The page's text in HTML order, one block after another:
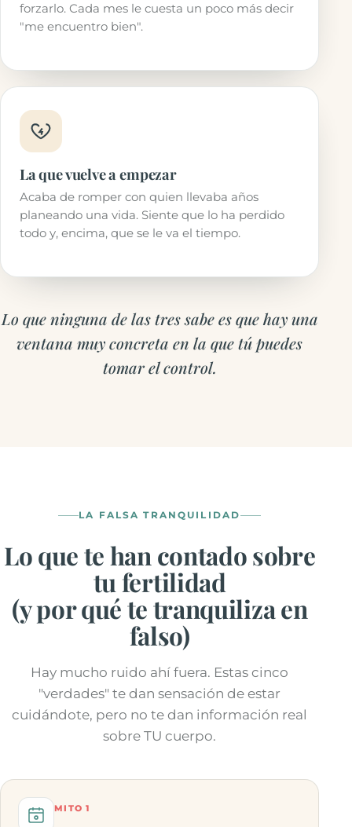
forzarlo. Cada mes le cuesta un poco más decir
"me encuentro bien".
La que vuelve a empezar
Acaba de romper con quien llevaba años
planeando una vida. Siente que lo ha perdido
todo y, encima, que se le va el tiempo.
Lo que ninguna de las tres sabe es que hay una
ventana muy concreta en la que tú puedes
tomar el control.
LA FALSA TRANQUILIDAD
Lo que te han contado sobre
tu fertilidad
(y por qué te tranquiliza en
falso)
Hay mucho ruido ahí fuera. Estas cinco
"verdades" te dan sensación de estar
cuidándote, pero no te dan información real
sobre TU cuerpo.
MITO 1